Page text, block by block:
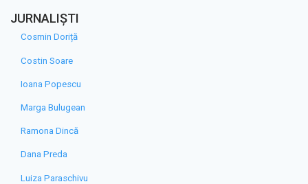
JURNALIȘTI
Cosmin Doriță
Costin Soare
Ioana Popescu
Marga Bulugean
Ramona Dincă
Dana Preda
Luiza Paraschivu